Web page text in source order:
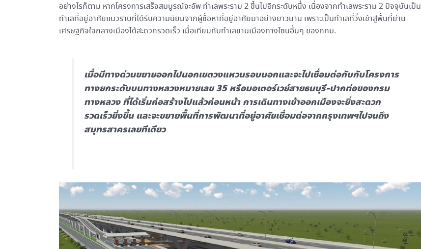
อย่างไรก็ตาม หากโครงการเสร็จสมบูรณ์จะอัพ ทำเลพระราม 2 ขึ้นไปอีกระดับหนึ่ง เนื่องจากทำเลพระราม 2 ปัจจุบันเป็น
ทำเลที่อยู่อาศัยแนวราบที่ได้รับความนิยมจากผู้ซื้อหาที่อยู่อาศัยมาอย่างยาวนาน เพราะเป็นทำเลที่วิ่งเข้าสู่พื้นที่ย่าน
เศรษฐกิจใจกลางเมืองได้สะดวกรวดเร็ว เมื่อเทียบกับทำเลชานเมืองทางโซนอื่นๆ ของกทม.
เมื่อมีทางด่วนขยายออกไปนอกเขตวงแหวนรอบนอกและจะไปเชื่อมต่อกับกับโครงการ
ทางยกระดับบนทางหลวงหมายเลข 35 หรือมอเตอร์เวย์สายธนบุรี-ปากท่อของกรม
ทางหลวง ที่ได้เริ่มก่อสร้างไปแล้วก่อนหน้า การเดินทางเข้าออกเมืองจะยิ่งสะดวก
รวดเร็วยิ่งขึ้น และจะขยายพื้นที่การพัฒนาที่อยู่อาศัยเชื่อมต่อจากกรุงเทพฯไปจนถึง
สมุทรสาครเลยทีเดียว